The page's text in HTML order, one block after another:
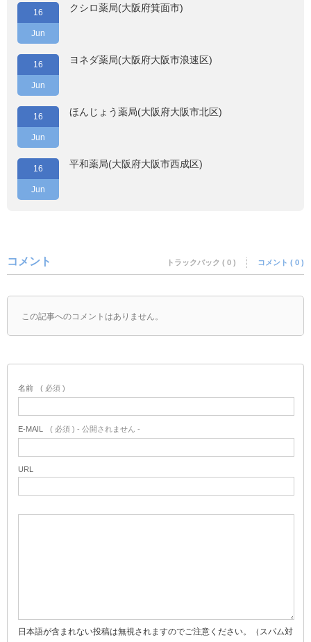
16
Jun
クシロ薬局(大阪府箕面市)
16
Jun
ヨネダ薬局(大阪府大阪市浪速区)
16
Jun
ほんじょう薬局(大阪府大阪市北区)
16
Jun
平和薬局(大阪府大阪市西成区)
コメント トラックバック ( 0 ) コメント ( 0 )
この記事へのコメントはありません。
名前 ( 必須 )
E-MAIL ( 必須 ) - 公開されません -
URL
日本語が含まれない投稿は無視されますのでご注意ください。（スパム対